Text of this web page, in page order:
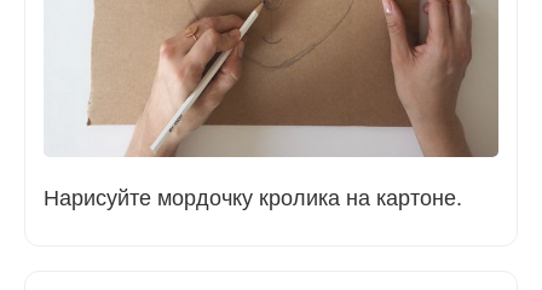
Нарисуйте мордочку кролика на картоне.